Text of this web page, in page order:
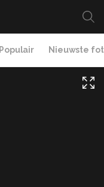
Populair Nieuwste